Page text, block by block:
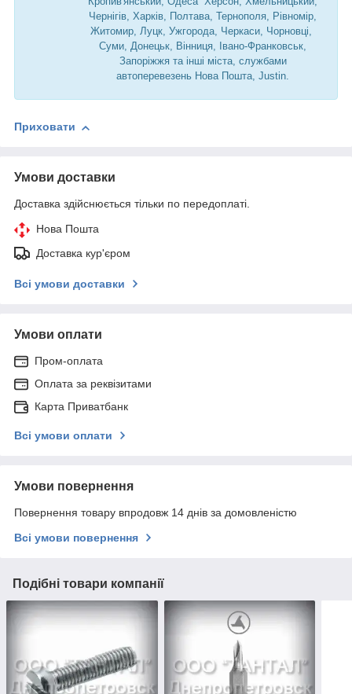
Чернігів, Харків, Полтава, Тернополя, Рівномір,
Житомир, Луцк, Ужгорода, Черкаси, Чорновці,
Суми, Донецьк, Вінниця, Івано-Франковськ,
Запоріжжя та інші міста, службами
автоперевезень Нова Пошта, Justin.
Приховати
Умови доставки
Доставка здійснюється тільки по передоплаті.
Нова Пошта
Доставка кур'єром
Всі умови доставки
Умови оплати
Пром-оплата
Оплата за реквізитами
Карта Приватбанк
Всі умови оплати
Умови повернення
Повернення товару впродовж 14 днів за домовленістю
Всі умови повернення
Подібні товари компанії